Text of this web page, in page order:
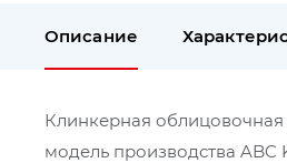
Описание
Клинкерная облицовочная
модель производства